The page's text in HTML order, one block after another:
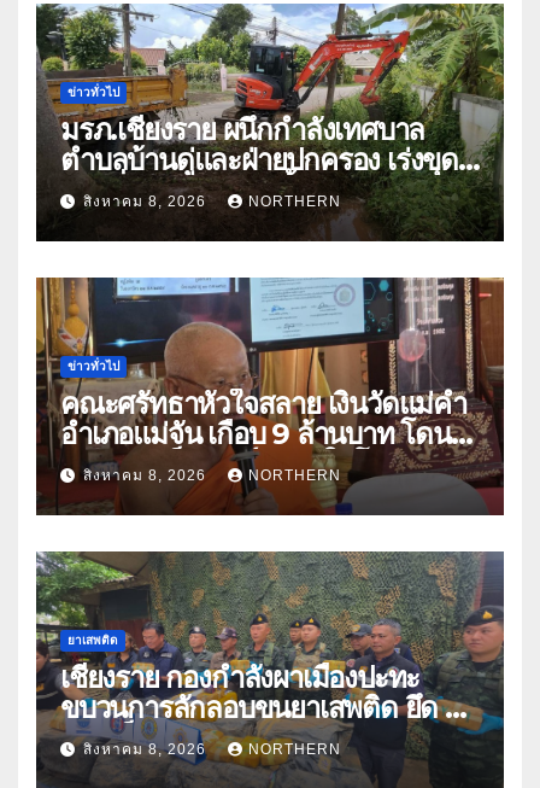
ข่าวทั่วไป
มรภ.เชียงราย ผนึกกำลังเทศบาล
ตำบลบ้านดู่และฝ่ายปกครอง เร่งขุด
ลอกสิ่งกีดขวางทางน้ำ ป้องกันและลด
ปัญหาน้ำท่วม
สิงหาคม 8, 2026 NORTHERN
ข่าวทั่วไป
คณะศรัทธาหัวใจสลาย เงินวัดแม่คำ
อำเภอแม่จัน เกือบ 9 ล้านบาท โดน
แก๊งคอลเซ็นเตอร์หลอกให้โอนข้าม
ปีกว่า 66 บัญชี
สิงหาคม 8, 2026 NORTHERN
ยาเสพติด
เชียงราย กองกำลังผาเมืองปะทะ
ขบวนการลักลอบขนยาเสพติด ยึด 2
ล้านเม็ด
สิงหาคม 8, 2026 NORTHERN